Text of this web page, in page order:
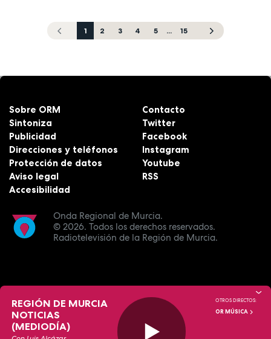
1 2 3 4 5 ... 15
Onda Regional de Murcia.
© 2026. Todos los derechos reservados.
Radiotelevisión de la Región de Murcia.
Sobre ORM
Sintoniza
Publicidad
Direcciones y teléfonos
Protección de datos
Aviso legal
Accesibilidad
Contacto
Twitter
Facebook
Instagram
Youtube
RSS
REGIÓN DE MURCIA
NOTICIAS
(MEDIODÍA)
OTROS DIRECTOS:
OR MÚSICA